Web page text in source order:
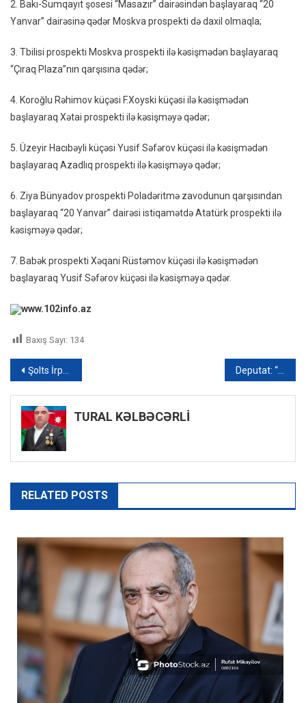
2. Bakı-Sumqayıt şosesi “Masazır” dairəsindən başlayaraq “20
Yanvar” dairəsinə qədər Moskva prospekti də daxil olmaqla;
3. Tbilisi prospekti Moskva prospekti ilə kəsişmədən başlayaraq
“Çıraq Plaza”nın qarşısına qədər;
4. Koroğlu Rəhimov küçəsi F.Xoyski küçəsi ilə kəsişmədən
başlayaraq Xətai prospekti ilə kəsişməyə qədər;
5. Üzeyir Hacıbəyli küçəsi Yusif Səfərov küçəsi ilə kəsişmədən
başlayaraq Azadlıq prospekti ilə kəsişməyə qədər;
6. Ziya Bünyadov prospekti Poladəritmə zavodunun qarşısından
başlayaraq “20 Yanvar” dairəsi istiqamətdə Atatürk prospekti ilə
kəsişməyə qədər;
7. Babək prospekti Xəqani Rüstəmov küçəsi ilə kəsişmədən
başlayaraq Yusif Səfərov küçəsi ilə kəsişməyə qədər.
www.102info.az
Baxış Sayı: 134
Yazı
naviqasiyası
Şolts İrpendə: “Qərar qəbul edərkən hamımız bunu nəzərə almalıyıq” Deputat: “Bazarda məhsulun bol olduğu deyilsə də, qiymətlər od tutub yanır”
TURAL KƏLBƏCƏRLİ
RELATED POSTS